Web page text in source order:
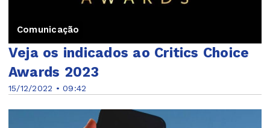
Comunicação
15/12/2022 • 09:42
Veja os indicados ao Critics Choice
Awards 2023